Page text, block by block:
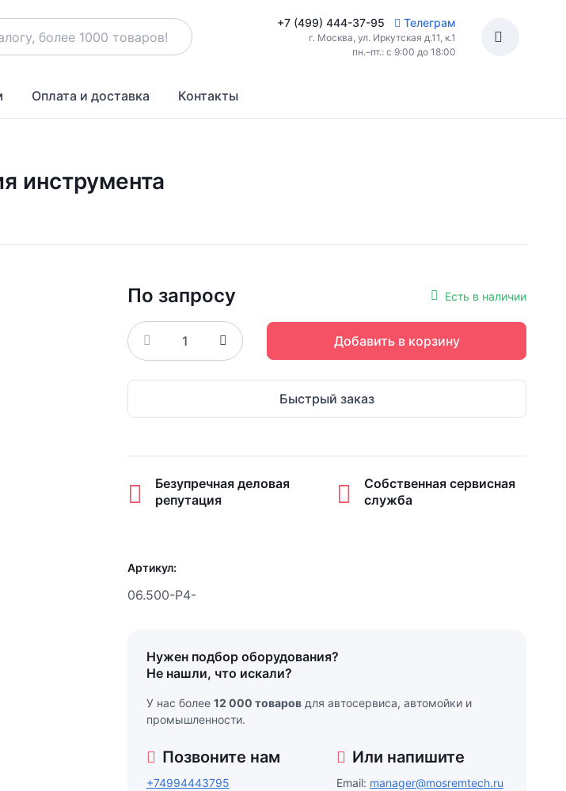
+7 (499) 444-37-95 Телеграм
г. Москва, ул. Иркутская д.11, к.1
пн.–пт.: с 9:00 до 18:00
Оплата и доставка Контакты
инструмента
По запросу Есть в наличии
Добавить в корзину
Быстрый заказ
Безупречная деловая
репутация
Собственная сервисная
служба
Артикул:
06.500-Р4-
Нужен подбор оборудования?
Не нашли, что искали?
У нас более 12 000 товаровдля автосервиса, автомойки и
промышленности.
Позвоните нам
+74994443795
Или напишите
Email: manager@mosremtech.ru